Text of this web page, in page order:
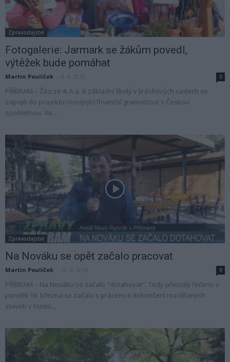
Zpravodajství
Fotogalerie: Jarmark se žákům povedl,
výtěžek bude pomáhat
Martin Poulíček 0
PŘÍBRAM – Žáci ze 4. A a. B základní školy v Jiráskových sadech se
zapojili do projektu rozvíjející finanční gramotnost s Českou
spořitelnou. Ve...
Zpravodajství
Na Nováku se opět začalo pracovat
Martin Poulíček 0
PŘÍBRAM - Na Nováku se začalo "dotahovat". Tedy přesněji řečeno v
pondělí 18. března se začalo s prácemi k dokončení rozdělaných
staveb v tomto...